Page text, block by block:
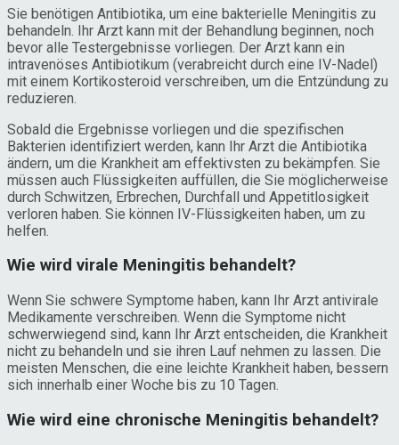
Sie benötigen Antibiotika, um eine bakterielle Meningitis zu
behandeln. Ihr Arzt kann mit der Behandlung beginnen, noch
bevor alle Testergebnisse vorliegen. Der Arzt kann ein
intravenöses Antibiotikum (verabreicht durch eine IV-Nadel)
mit einem Kortikosteroid verschreiben, um die Entzündung zu
reduzieren.
Sobald die Ergebnisse vorliegen und die spezifischen
Bakterien identifiziert werden, kann Ihr Arzt die Antibiotika
ändern, um die Krankheit am effektivsten zu bekämpfen. Sie
müssen auch Flüssigkeiten auffüllen, die Sie möglicherweise
durch Schwitzen, Erbrechen, Durchfall und Appetitlosigkeit
verloren haben. Sie können IV-Flüssigkeiten haben, um zu
helfen.
Wie wird virale Meningitis behandelt?
Wenn Sie schwere Symptome haben, kann Ihr Arzt antivirale
Medikamente verschreiben. Wenn die Symptome nicht
schwerwiegend sind, kann Ihr Arzt entscheiden, die Krankheit
nicht zu behandeln und sie ihren Lauf nehmen zu lassen. Die
meisten Menschen, die eine leichte Krankheit haben, bessern
sich innerhalb einer Woche bis zu 10 Tagen.
Wie wird eine chronische Meningitis behandelt?